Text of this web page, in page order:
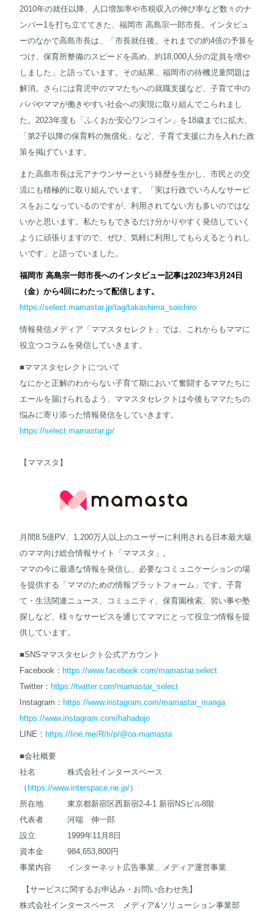
2010年の就任以降、人口増加率や市税収入の伸び率など数々のナ
ンバー1を打ち立ててきた、福岡市 高島宗一郎市長。インタビュ
ーのなかで高島市長は、「市長就任後、それまでの約4倍の予算を
つけ、保育所整備のスピードを高め、約18,000人分の定員を増や
しました」と語っています。その結果、福岡市の待機児童問題は
解消。さらには育児中のママたちへの就職支援など、子育て中の
パパやママが働きやすい社会への実現に取り組んでこられまし
た。2023年度も「ふくおか安心ワンコイン」を18歳までに拡大、
「第2子以降の保育料の無償化」など、子育て支援に力を入れた政
策を掲げています。
また高島市長は元アナウンサーという経歴を生かし、市民との交
流にも積極的に取り組んでいます。「実は行政でいろんなサービ
スをおこなっているのですが、利用されてない方も多いのではな
いかと思います。私たちもできるだけ分かりやすく発信していく
ように頑張りますので、ぜひ、気軽に利用してもらえるとうれし
いです」と語っていました。
福岡市 高島宗一郎市長へのインタビュー記事は2023年3月24日
（金）から4回にわたって配信します。
https://select.mamastar.jp/tag/takashima_soichiro
情報発信メディア「ママスタセレクト」では、これからもママに
役立つコラムを発信していきます。
■ママスタセレクトについて
なにかと正解のわからない子育て期において奮闘するママたちに
エールを届けられるよう、ママスタセレクトは今後もママたちの
悩みに寄り添った情報発信をしていきます。
https://select.mamastar.jp/
【ママスタ】
月間8.5億PV、1,200万人以上のユーザーに利用される日本最大級
のママ向け総合情報サイト「ママスタ」。
ママの今に最適な情報を発信し、必要なコミュニケーションの場
を提供する「ママのための情報プラットフォーム」です。子育
て・生活関連ニュース、コミュニティ、保育園検索、習い事や塾
探しなど、様々なサービスを通じてママにとって役立つ情報を提
供しています。
■SNSママスタセレクト公式アカウント
Facebook： https://www.facebook.com/mamastar.select
Twitter： https://twitter.com/mamastar_select
Instagram： https://www.instagram.com/mamastar_manga
https://www.instagram.com/hahadojo
LINE： https://line.me/R/ti/p/@oa-mamasta
■会社概要
社名 株式会社インタースペース
（ https://www.interspace.ne.jp/）
所在地 東京都新宿区西新宿2-4-1 新宿NSビル8階
代表者 河端 伸一郎
設立 1999年11月8日
資本金 984,653,800円
事業内容 インターネット広告事業、メディア運営事業
【サービスに関するお申込み・お問い合わせ先】
株式会社インタースペース メディア&ソリューション事業部